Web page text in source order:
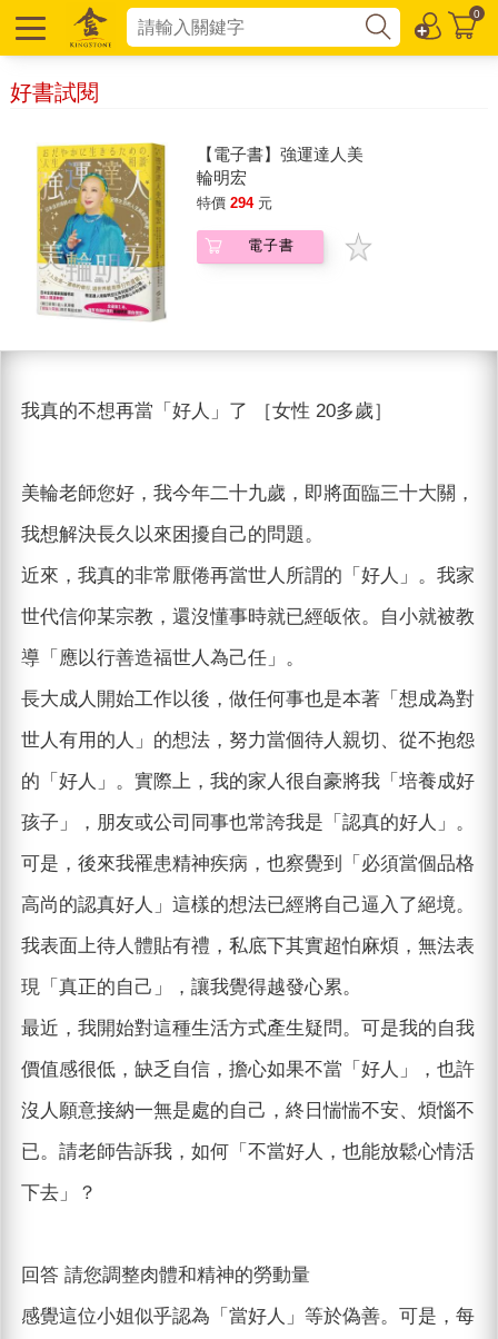
0
好書試閱
【電子書】強運達人美
輪明宏
特價 294 元
電子書
我真的不想再當「好人」了 ［女性 20多歲］
美輪老師您好，我今年二十九歲，即將面臨三十大關，
我想解決長久以來困擾自己的問題。
近來，我真的非常厭倦再當世人所謂的「好人」。我家
世代信仰某宗教，還沒懂事時就已經皈依。自小就被教
導「應以行善造福世人為己任」。
長大成人開始工作以後，做任何事也是本著「想成為對
世人有用的人」的想法，努力當個待人親切、從不抱怨
的「好人」。實際上，我的家人很自豪將我「培養成好
孩子」，朋友或公司同事也常誇我是「認真的好人」。
可是，後來我罹患精神疾病，也察覺到「必須當個品格
高尚的認真好人」這樣的想法已經將自己逼入了絕境。
我表面上待人體貼有禮，私底下其實超怕麻煩，無法表
現「真正的自己」，讓我覺得越發心累。
最近，我開始對這種生活方式產生疑問。可是我的自我
價值感很低，缺乏自信，擔心如果不當「好人」，也許
沒人願意接納一無是處的自己，終日惴惴不安、煩惱不
已。請老師告訴我，如何「不當好人，也能放鬆心情活
下去」？
回答 請您調整肉體和精神的勞動量
感覺這位小姐似乎認為「當好人」等於偽善。可是，每